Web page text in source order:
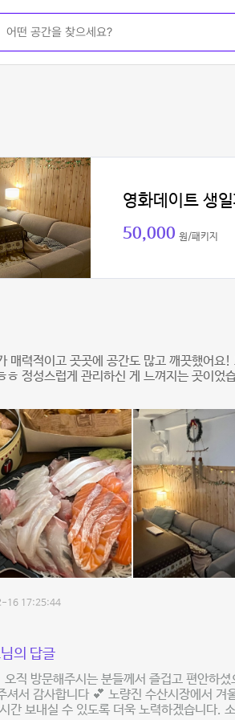
영화데이트 생
50,000 원/패키지
매력적이고 곳곳에 공간도 많고 깨끗했어요
ㅎ 정성스럽게 관리하신 게 느껴지는 곳이었
16 17:25:44
의 답글
직 방문해주시는 분들께서 즐겁고 편안하
셔서 감사합니다 💕 노량진 수산시장에서 겨
간 보내실 수 있도록 더욱 노력하겠습니다.